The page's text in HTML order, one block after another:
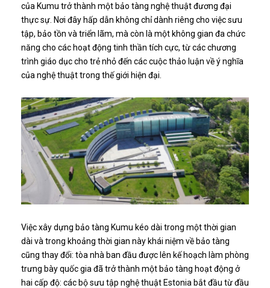
của Kumu trở thành một bảo tàng nghệ thuật đương đại
thực sự. Nơi đây hấp dẫn không chỉ dành riêng cho việc sưu
tập, bảo tồn và triển lãm, mà còn là một không gian đa chức
năng cho các hoạt động tinh thần tích cực, từ các chương
trình giáo dục cho trẻ nhỏ đến các cuộc thảo luận về ý nghĩa
của nghệ thuật trong thế giới hiện đại.
Việc xây dựng bảo tàng Kumu kéo dài trong một thời gian
dài và trong khoảng thời gian này khái niệm về bảo tàng
cũng thay đổi: tòa nhà ban đầu được lên kế hoạch làm phòng
trưng bày quốc gia đã trở thành một bảo tàng hoạt động ở
hai cấp độ: các bộ sưu tập nghệ thuật Estonia bắt đầu từ đầu